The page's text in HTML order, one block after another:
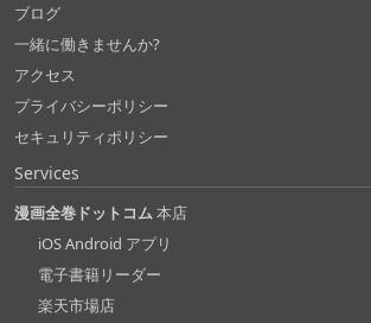
ブログ
一緒に働きませんか?
アクセス
プライバシーポリシー
セキュリティポリシー
Services
漫画全巻ドットコム本店
iOS Android アプリ
電子書籍リーダー
楽天市場店